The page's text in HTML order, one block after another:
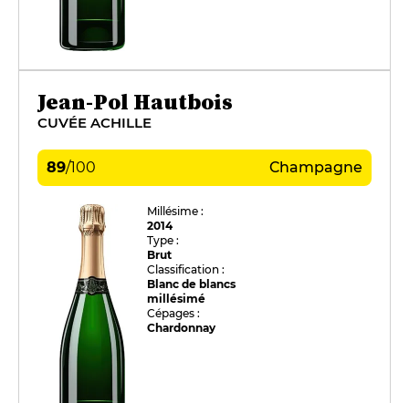
Jean-Pol Hautbois
CUVÉE ACHILLE
89/100 Champagne
Millésime :
2014
Type :
Brut
Classification :
Blanc de blancs
millésimé
Cépages :
Chardonnay